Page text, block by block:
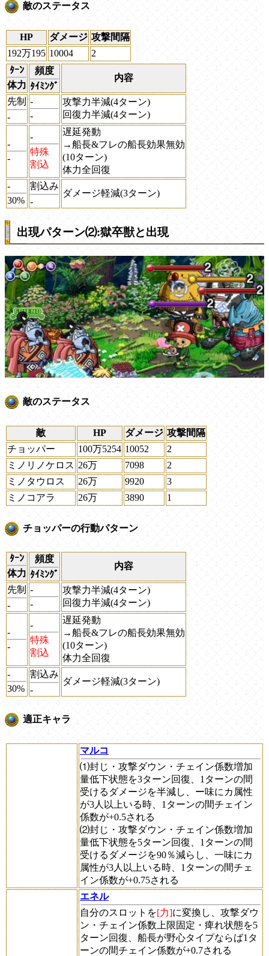
敵のステータス
HP ダメージ 攻撃間隔
192万195 10004
2
ﾀｰﾝ
体力
頻度
ﾀｲﾐﾝｸﾞ
内容
先制
-
-
-
攻撃力半減(4ターン)
回復力半減(4ターン)
-
-
-
特殊
割込
遅延発動
→船長&フレの船長効果無効
(10ターン)
体力全回復
-
30%
割込み
-
ダメージ軽減(3ターン)
出現パターン⑵:獄卒獣と出現
敵のステータス
敵 HP ダメージ 攻撃間隔
チョッパー
100万5254 10052
2
ミノリノケロス 26万 7098
2
ミノタウロス
26万 9920
3
ミノコアラ
26万 3890 1
チョッパーの行動パターン
ﾀｰﾝ
体力
頻度
ﾀｲﾐﾝｸﾞ
内容
先制
-
-
-
攻撃力半減(4ターン)
回復力半減(4ターン)
-
-
-
特殊
割込
遅延発動
→船長&フレの船長効果無効
(10ターン)
体力全回復
-
30%
割込み
-
ダメージ軽減(3ターン)
適正キャラ
マルコ
⑴封じ・攻撃ダウン・チェイン係数増加
量低下状態を3ターン回復、1ターンの間
受けるダメージを半減し、ー味にカ属性
が3人以上いる時、1ターンの間チェイン
係数が+0.5される
⑵封じ・攻撃ダウン・チェイン係数増加
量低下状態を5ターン回復、1ターンの間
受けるダメージを90％減らし、一味にカ
属性が3人以上いる時、1ターンの間チェ
イン係数が+0.75される
エネル
自分のスロットを[力]に変換し、攻撃ダウ
ン・チェイン係数上限固定・痺れ状態を5
ターン回復、船長が野心タイプならば1タ
ーンの間チェイン係数が+0.7される